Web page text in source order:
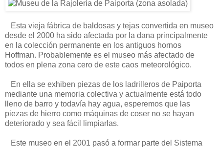
Esta vieja fábrica de baldosas y tejas convertida en museo
desde el 2000 ha sido afectada por la dana principalmente
en la colección permanente en los antiguos hornos
Hoffman. Probablemente es el museo más afectado de
todos en plena zona cero de este caos meteorológico.
En ella se exhiben piezas de los ladrilleros de Paiporta
mediante una memoria colectiva y actualmente está todo
lleno de barro y todavía hay agua, esperemos que las
piezas de hierro como máquinas de coser no se hayan
deteriorado y sea fácil limpiarlas.
Este museo en el 2001 pasó a formar parte del Sistema